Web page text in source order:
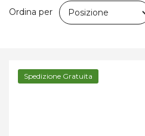
Ordina per
Spedizione Gratuita